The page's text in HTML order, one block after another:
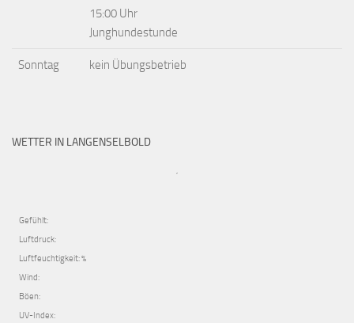
15:00 Uhr
Junghundestunde
Sonntag kein Übungsbetrieb
WETTER IN LANGENSELBOLD
,
Gefühlt:
Luftdruck:
Luftfeuchtigkeit: %
Wind:
Böen:
UV-Index: